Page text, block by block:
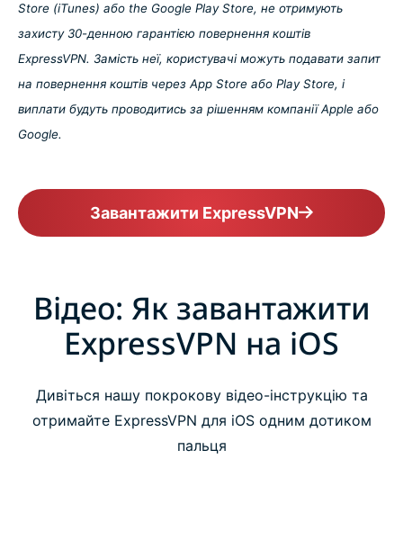
Store (iTunes) або the Google Play Store, не отримують
захисту 30-денною гарантією повернення коштів
ExpressVPN. Замість неї, користувачі можуть подавати запит
на повернення коштів через App Store або Play Store, і
виплати будуть проводитись за рішенням компанії Apple або
Google.
Завантажити ExpressVPN
Відео: Як завантажити
ExpressVPN на iOS
Дивіться нашу покрокову відео-інструкцію та
отримайте ExpressVPN для iOS одним дотиком
пальця